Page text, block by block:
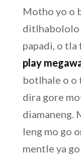
Motho yo o
ditlhabololo
papadi, o
play
botlhale o o
dira gore
diamaneng.
leng mo go
mentle ya